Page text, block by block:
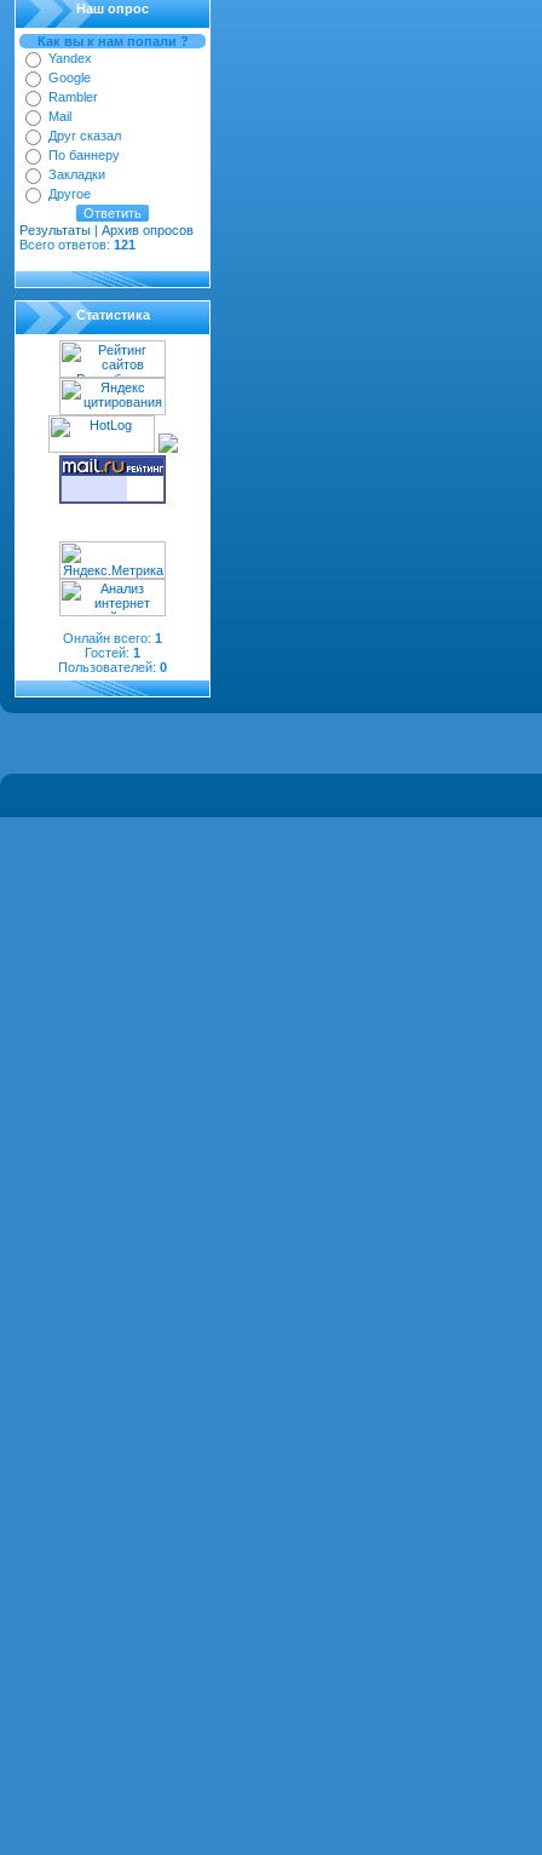
Наш опрос
Как вы к нам попали ?
Yandex
Google
Rambler
Mail
Друг сказал
По баннеру
Закладки
Другое
Результаты | Архив опросов
Всего ответов: 121
Статистика
Онлайн всего: 1
Гостей: 1
Пользователей: 0